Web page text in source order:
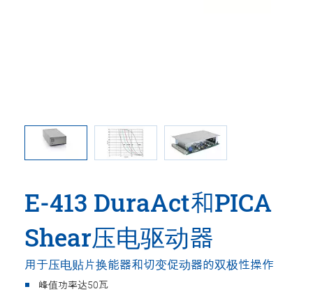
E-413 DuraAct和PICA
Shear压电驱动器
用于压电贴片换能器和切变促动器的双极性操作
峰值功率达50瓦